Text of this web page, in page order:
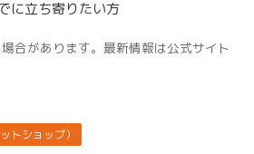
に立ち寄りたい方
合があります。最新情報は公式サイト
トショップ）